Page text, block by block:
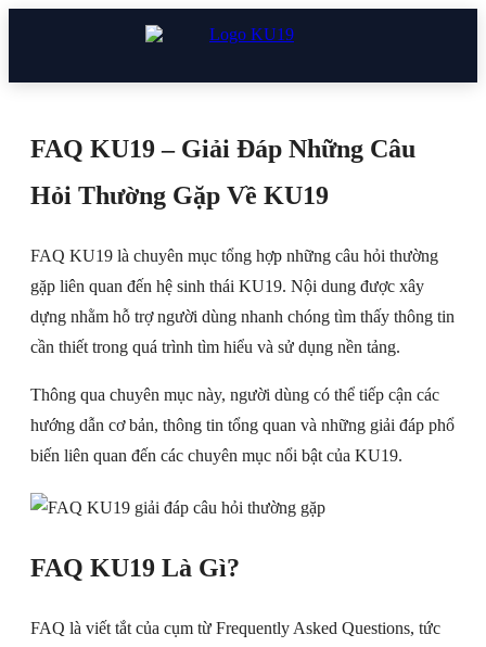
FAQ KU19 – Giải Đáp Những Câu
Hỏi Thường Gặp Về KU19
FAQ KU19 là chuyên mục tổng hợp những câu hỏi thường
gặp liên quan đến hệ sinh thái KU19. Nội dung được xây
dựng nhằm hỗ trợ người dùng nhanh chóng tìm thấy thông tin
cần thiết trong quá trình tìm hiểu và sử dụng nền tảng.
Thông qua chuyên mục này, người dùng có thể tiếp cận các
hướng dẫn cơ bản, thông tin tổng quan và những giải đáp phổ
biến liên quan đến các chuyên mục nổi bật của KU19.
FAQ KU19 Là Gì?
FAQ là viết tắt của cụm từ Frequently Asked Questions, tức